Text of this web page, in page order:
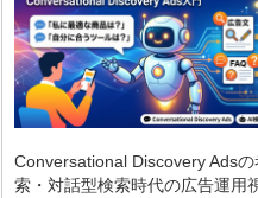
Conversational Discovery Ads
索・対話型検索時代の広告運用